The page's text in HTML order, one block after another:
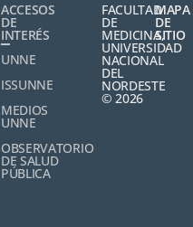
ACCESOS
DE
INTERÉS
UNNE
ISSUNNE
MEDIOS
UNNE
OBSERVATORIO
DE SALUD
PÚBLICA
FACULTAD
DE
MEDICINA,
UNIVERSIDAD
NACIONAL
DEL
NORDESTE
© 2026
MAPA
DE
SITIO